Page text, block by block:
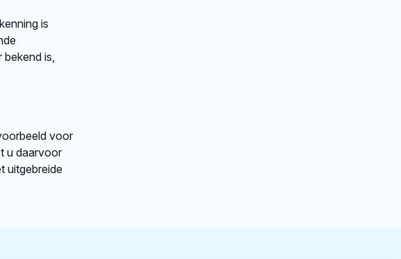
is
bekend is,
voor
u daarvoor
uitgebreide